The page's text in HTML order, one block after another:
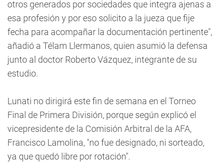
otros generados por sociedades que integra ajenas a
esa profesión y por eso solicito a la jueza que fije
fecha para acompañar la documentación pertinente",
añadió a Télam Llermanos, quien asumió la defensa
junto al doctor Roberto Vázquez, integrante de su
estudio.
Lunati no dirigirá este fin de semana en el Torneo
Final de Primera División, porque según explicó el
vicepresidente de la Comisión Arbitral de la AFA,
Francisco Lamolina, "no fue designado, ni sorteado,
ya que quedó libre por rotación".